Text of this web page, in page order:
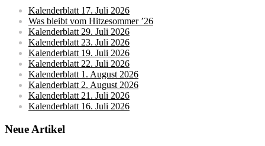
Kalenderblatt 17. Juli 2026
Was bleibt vom Hitzesommer ’26
Kalenderblatt 29. Juli 2026
Kalenderblatt 23. Juli 2026
Kalenderblatt 19. Juli 2026
Kalenderblatt 22. Juli 2026
Kalenderblatt 1. August 2026
Kalenderblatt 2. August 2026
Kalenderblatt 21. Juli 2026
Kalenderblatt 16. Juli 2026
Neue Artikel